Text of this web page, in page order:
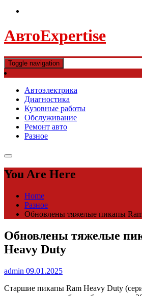
АвтоExpertise
Toggle navigation
Автоэлектрика
Диагностика
Кузовные работы
Обслуживание
Ремонт авто
Разное
You Are Here
Home
Разное
Обновлены тяжелые пикапы
Обновлены тяжелые
Heavy Duty
admin 09.01.2025
Старшие пикапы Ram Heavy Duty